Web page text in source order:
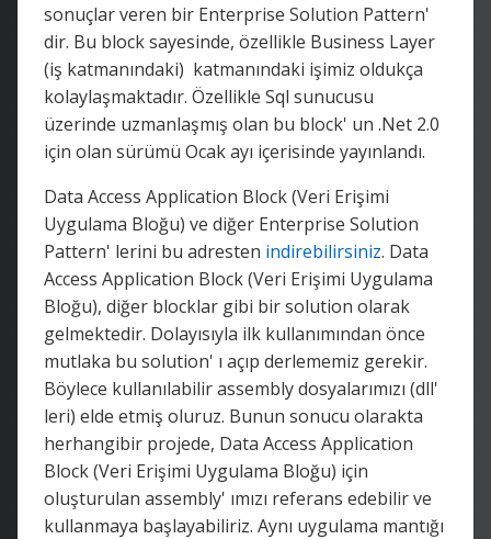
sonuçlar veren bir Enterprise Solution Pattern'
dir. Bu block sayesinde, özellikle Business Layer
(iş katmanındaki) katmanındaki işimiz oldukça
kolaylaşmaktadır. Özellikle Sql sunucusu
üzerinde uzmanlaşmış olan bu block' un .Net 2.0
için olan sürümü Ocak ayı içerisinde yayınlandı.
Data Access Application Block (Veri Erişimi
Uygulama Bloğu) ve diğer Enterprise Solution
Pattern' lerini bu adresten indirebilirsiniz. Data
Access Application Block (Veri Erişimi Uygulama
Bloğu), diğer blocklar gibi bir solution olarak
gelmektedir. Dolayısıyla ilk kullanımından önce
mutlaka bu solution' ı açıp derlememiz gerekir.
Böylece kullanılabilir assembly dosyalarımızı (dll'
leri) elde etmiş oluruz. Bunun sonucu olarakta
herhangibir projede, Data Access Application
Block (Veri Erişimi Uygulama Bloğu) için
oluşturulan assembly' ımızı referans edebilir ve
kullanmaya başlayabiliriz. Aynı uygulama mantığı